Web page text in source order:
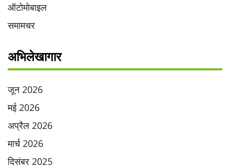
ऑटोमोबाइल
समामचर
अभिलेखागार
जून 2026
मई 2026
अप्रैल 2026
मार्च 2026
दिसंबर 2025